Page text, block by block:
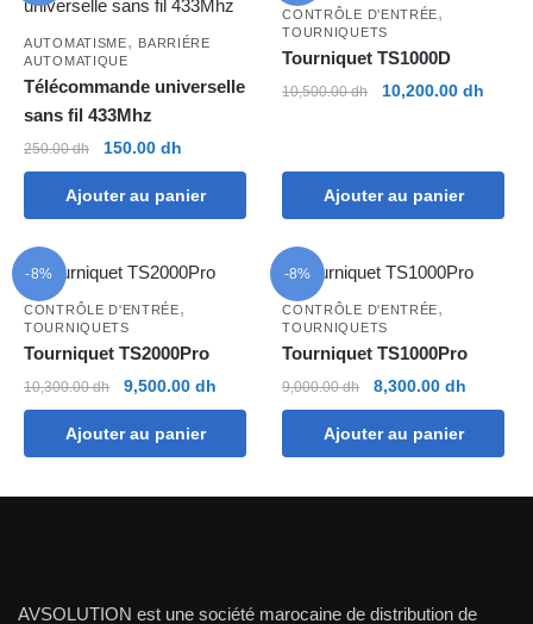
AUTOMATISME, BARRIÉRE
AUTOMATIQUE
Télécommande universelle
sans fil 433Mhz
250.00dh
Le
prix
initial
était :
150.00 dh
prix
actuel
est :
Ajouter au panier
CONTRÔLE D'ENTRÉE,
TOURNIQUETS
Tourniquet TS1000D
10,500.00dh
Le
était :
10,500.00 dh.
10,200.00dh
est :
Ajouter au panier
-8%
CONTRÔLE D'ENTRÉE,
TOURNIQUETS
Tourniquet TS2000Pro
10,300.00dh
Le
prix
initial
était :
9,500.00 dh
prix
est :
Ajouter au panier
-8%
CONTRÔLE D'ENTRÉE,
TOURNIQUETS
Tourniquet TS1000Pro
9,000.00dh
Le
prix
initial
était :
8,300.00dh
prix
est :
Ajouter au panier
AVSOLUTION est une société marocaine de distribution de